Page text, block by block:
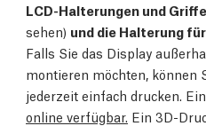
LCD-Halterungen und Griffe
sehen) und die Halterung
Falls Sie das Display
montieren möchten, können
jederzeit einfach drucken.
online verfügbar. Ein 3D-